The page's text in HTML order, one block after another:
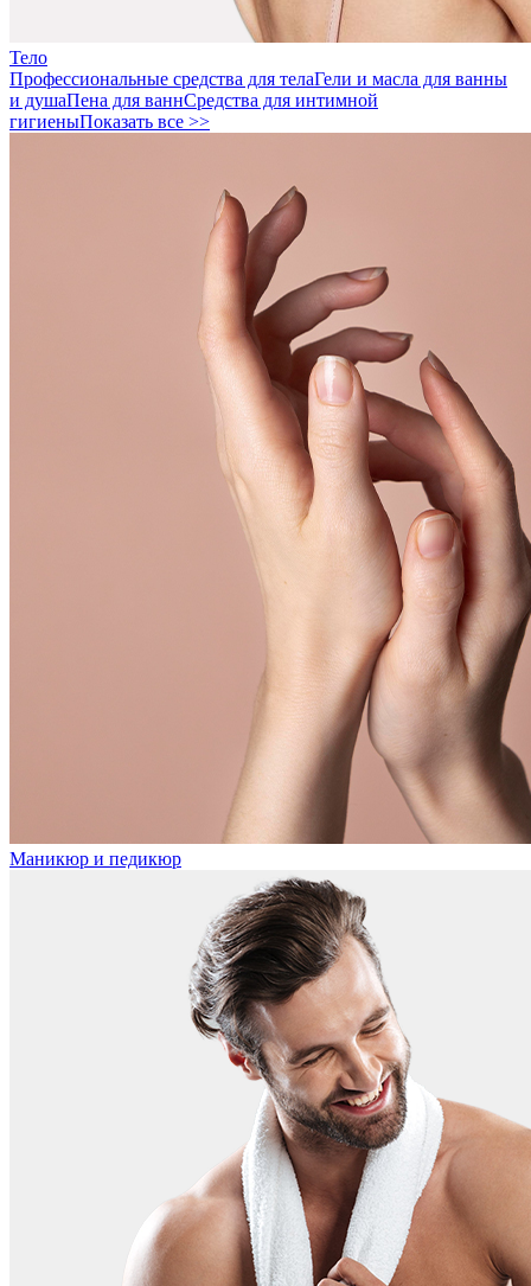
Тело
Профессиональные средства для телаГели и масла для ванны
и душаПена для ваннСредства для интимной
гигиеныПоказать все >>
Маникюр и педикюр